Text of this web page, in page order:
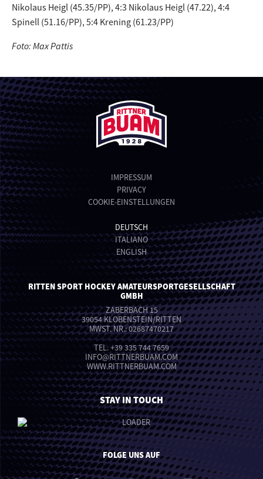
Nikolaus Heigl (45.35/PP), 4:3 Nikolaus Heigl (47.22), 4:4
Spinell (51.16/PP), 5:4 Krening (61.23/PP)
Foto: Max Pattis
IMPRESSUM
PRIVACY
COOKIE-EINSTELLUNGEN
DEUTSCH
ITALIANO
ENGLISH
RITTEN SPORT HOCKEY AMATEURSPORTGESELLSCHAFT
GMBH
ZABERBACH 15
39054 KLOBENSTEIN/RITTEN
MWST. NR.: 02687470217
TEL.+39 335 744 7659
INFO@RITTNERBUAM.COM
WWW.RITTNERBUAM.COM
STAY IN TOUCH
FOLGE UNS AUF